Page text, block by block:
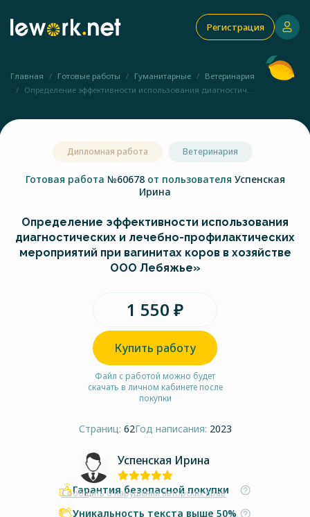
Регистрация
Главная Готовые работы Гуманитарные
Ветеринария
Определение эффективности использования диагностич...
Дипломная работа Ветеринария
Готовая работа №60678 от пользователя Успенская
Ирина
Определение эффективности использования
диагностических и лечебно-профилактических
мероприятий при вагинитах коров в хозяйстве
OOО Лебяжье»
1 550 ₽
Купить работу
Файл с работой можно будет
скачать в личном кабинете после
покупки
Страниц: 62Год написания: 2023
Успенская Ирина
Сообщить о нарушении авторских прав
Гарантия безопасной покупки
Уникальность текста выше 50%